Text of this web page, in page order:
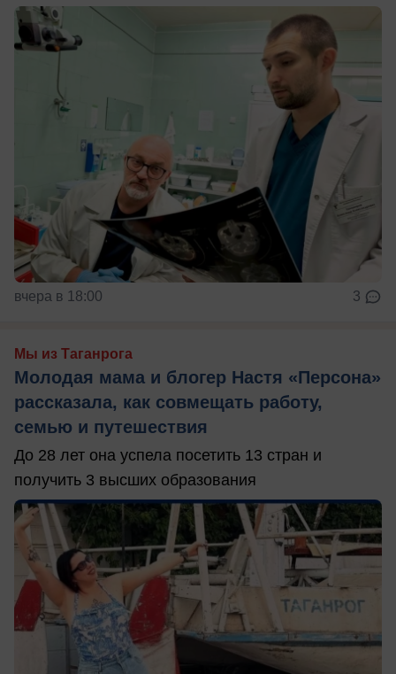
вчера в 18:00 3
Мы из Таганрога
Молодая мама и блогер Настя «Персона»
рассказала, как совмещать работу,
семью и путешествия
До 28 лет она успела посетить 13 стран и
получить 3 высших образования